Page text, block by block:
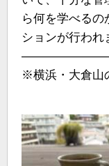
ら何を学べるの
ションが行われ
※横浜・大倉山